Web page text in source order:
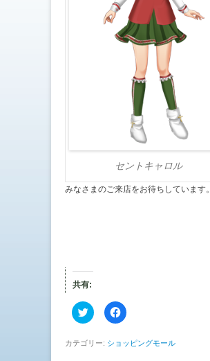
セントキャロル
みなさまのご来店をお待ちしています。
共有:
ク
リ
し
F
a
b
カテゴリー: ショッピングモール